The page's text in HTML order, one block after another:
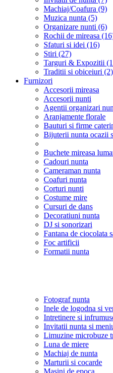
Machiaj/Coafura (9)
Muzica nunta (5)
Organizare nunti (6)
Rochii de mireasa
Sfaturi si idei (16)
Stiri (27)
Targuri & Expozitii
Traditii si obiceiuri (2)
Furnizori
Accesorii mireasa
Accesorii nunti
Agentii organizari
Aranjamente florale
Bauturi si firme
Bijuterii nunta ocazii
Buchete mireasa
Cadouri nunta
Cameraman nunta
Coafuri nunta
Corturi nunti
Costume mire
Cursuri de dans
Decoratiuni nunta
DJ si sonorizari
Fantana de ciocolata
Foc artificii
Formatii nunta
Fotograf nunta
Inele de logodna si
Intretinere si
Invitatii nunta si
Limuzine microbuze
Luna de miere
Machiaj de nunta
Marturii si cocarde
Masini de epoca